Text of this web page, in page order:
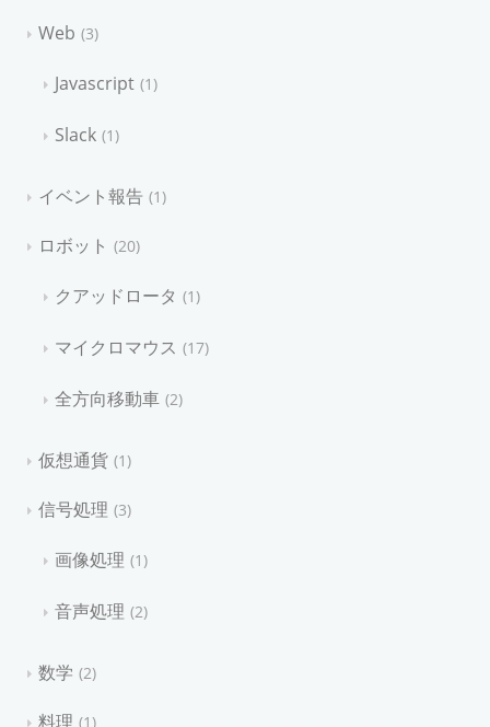
Web 3
Javascript 1
Slack 1
イベント報告 1
ロボット 20
クアッドロータ 1
マイクロマウス 17
全方向移動車 2
仮想通貨 1
信号処理 3
画像処理 1
音声処理 2
数学 2
料理 1